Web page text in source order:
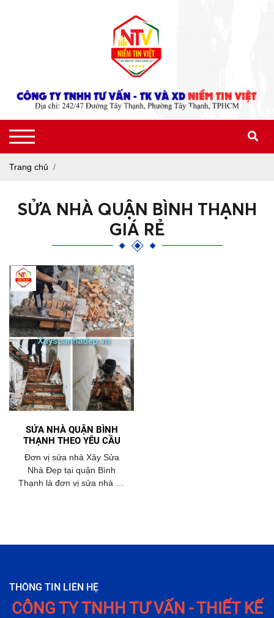
Trang chủ
SỬA NHÀ QUẬN BÌNH THẠNH
GIÁ RẺ
SỬA NHÀ QUẬN BÌNH
THẠNH THEO YÊU CẦU
Đơn vị sửa nhà Xây Sửa
Nhà Đẹp tại quận Bình
Thạnh là đơn vị sửa nhà có
THÔNG TIN LIÊN HỆ
CÔNG TY TNHH TƯ VẤN - THIẾT KẾ